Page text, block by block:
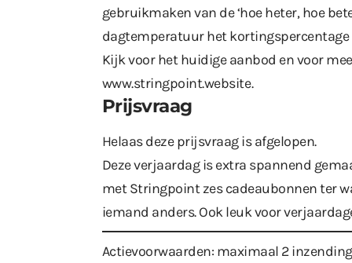
gebruikmaken van de ‘hoe heter, hoe
dagtemperatuur het
Kijk voor het huidige aanbod en voor
www.stringpoint.website.
Prijsvraag
Helaas deze prijsvraag is afgelopen.
Deze verjaardag is extra spannend
met Stringpoint zes cadeaubonnen ter
iemand anders. Ook leuk voor
Actievoorwaarden: maximaal 2